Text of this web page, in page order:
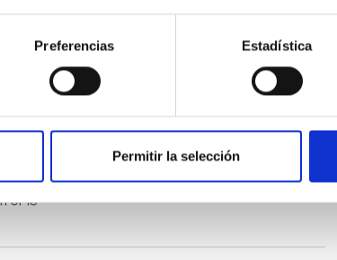
Preferencias Estadística
Permitir la selección
Canarias (IAC)
OPIS